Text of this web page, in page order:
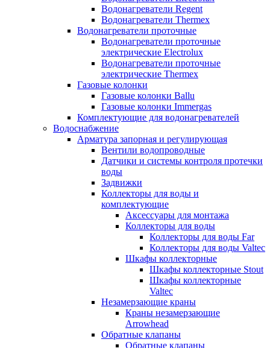
Водонагреватели Regent
Водонагреватели Thermex
Водонагреватели проточные
Водонагреватели проточные
электрические Electrolux
Водонагреватели проточные
электрические Thermex
Газовые колонки
Газовые колонки Ballu
Газовые колонки Immergas
Комплектующие для водонагревателей
Водоснабжение
Арматура запорная и регулирующая
Вентили водопроводные
Датчики и системы контроля протечки
воды
Задвижки
Коллекторы для воды и
комплектующие
Аксессуары для монтажа
Коллекторы для воды
Коллекторы для воды Far
Коллекторы для воды Valtec
Шкафы коллекторные
Шкафы коллекторные Stout
Шкафы коллекторные
Valtec
Незамерзающие краны
Краны незамерзающие
Arrowhead
Обратные клапаны
Обратные клапаны